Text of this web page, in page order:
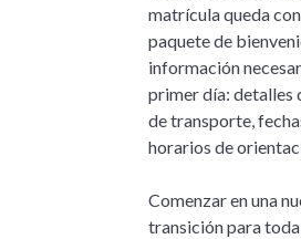
matrícula queda
paquete de
información
primer día: detalles
de transporte,
horarios de
Comenzar en una
transición para